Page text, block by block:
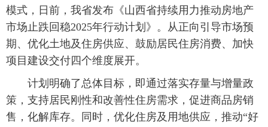
旅游 理财 政务 教育
看天下 晋月读 最太原 网罗民生
太原日报 太原晚报 热评 社区
模式，日前，我省发布《山西省持续用力推动房地产
市场止跌回稳2025年行动计划》。从正向引导市场预
期、优化土地及住房供应、鼓励居民住房消费、加快
项目建设交付四个维度展开。
计划明确了总体目标，即通过落实存量与增量政
策，支持居民刚性和改善性住房需求，促进商品房销
售，化解库存。同时，优化住房及用地供应，推动“好